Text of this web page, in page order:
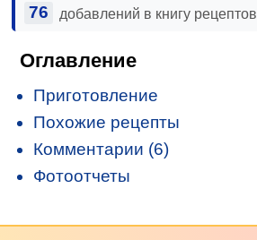
76 добавлений в книгу рецептов
Оглавление
Приготовление
Похожие рецепты
Комментарии (6)
Фотоотчеты